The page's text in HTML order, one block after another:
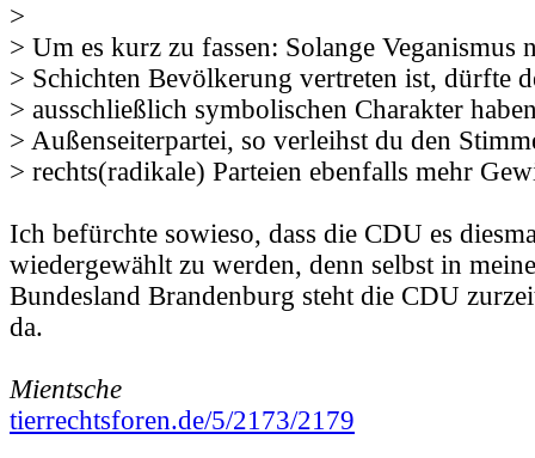
>
> Um es kurz zu fassen: Solange Veganismus
> Schichten Bevölkerung vertreten ist, dürfte
> ausschließlich symbolischen Charakter
> Außenseiterpartei, so verleihst du den
> rechts(radikale) Parteien ebenfalls mehr
Ich befürchte sowieso, dass die CDU es
wiedergewählt zu werden, denn selbst in
Bundesland Brandenburg steht die CDU
da.
Mientsche
tierrechtsforen.de/5/2173/2179